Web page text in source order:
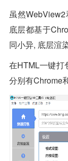
虽然
底层都基于
同小异, 底层渲
在HTML一键打
分别有Chrome